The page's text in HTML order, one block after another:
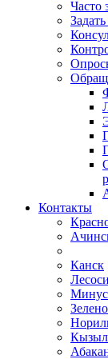
Часто
Контакты
Канск
Кызыл